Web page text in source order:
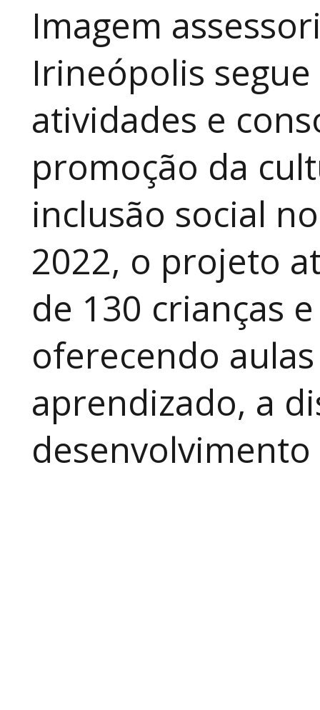
Imagem
Irineópolis
atividades e
promoção da
inclusão social
2022, o projeto
de 130 crianças
oferecendo
aprendizado, a